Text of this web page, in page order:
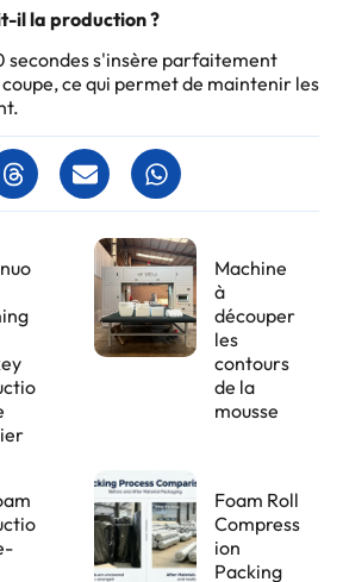
il la production ?
secondes s'insère parfaitement
ce qui permet de maintenir les
Machine
à
découper
les
contours
de la
mousse
Foam Roll
Compress
ion
Packing